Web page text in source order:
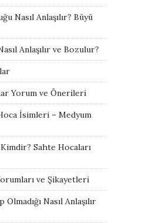
Nasıl Anlaşılır? Büyü
Anlaşılır ve Bozulur?
Yorum ve Önerileri
İsimleri – Medyum
Sahte Hocaları
ve Şikayetleri
Nasıl Anlaşılır